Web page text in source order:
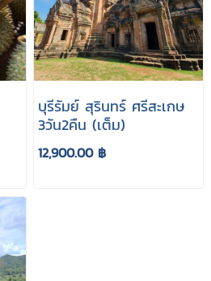
บุรีรัมย์ สุรินทร์ ศรีสะเกษ
3วัน2คืน (เต็ม)
12,900.00 ฿